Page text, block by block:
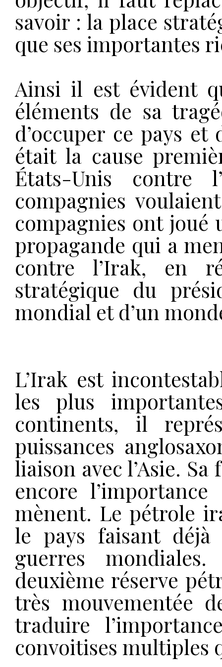
savoir : la place
que ses importantes
Ainsi il est évident
éléments de sa
d’occuper ce pays
était la cause
États-Unis contre
compagnies
compagnies ont joué
propagande qui a
contre l’Irak, en
stratégique du
mondial et d’un
L’Irak est
les plus
continents, il
puissances
liaison avec l’Asie.
encore
mènent. Le pétrole
le pays faisant déjà
guerres
deuxième réserve
très mouvementée
traduire
convoitises multiples